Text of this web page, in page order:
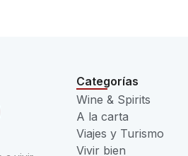
Categorías
Wine & Spirits
A la carta
Viajes y Turismo
Vivir bien